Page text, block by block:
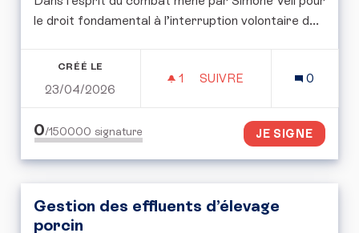
le droit fondamental à l’interruption volontaire d...
CRÉÉ LE
23/04/2026
1 1 ABONNÉ
SUIVRE
0
0/150000 signature JE SIGNE
Gestion des effluents d’élevage
porcin